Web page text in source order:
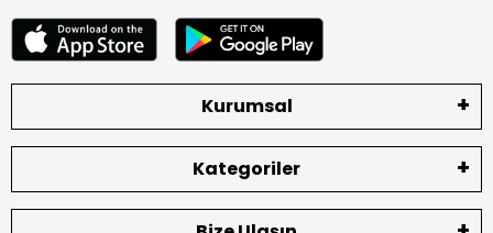
Kurumsal
Kategoriler